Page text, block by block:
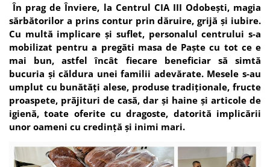
În prag de Înviere, la Centrul CIA III Odobești, magia
sărbătorilor a prins contur prin dăruire, grijă și iubire.
Cu multă implicare și suflet, personalul centrului s-a
mobilizat pentru a pregăti masa de Paște cu tot ce e
mai bun, astfel încât fiecare beneficiar să simtă
bucuria și căldura unei familii adevărate. Mesele s-au
umplut cu bunătăți alese, produse tradiționale, fructe
proaspete, prăjituri de casă, dar și haine și articole de
igienă, toate oferite cu dragoste, datorită implicării
unor oameni cu credință și inimi mari.